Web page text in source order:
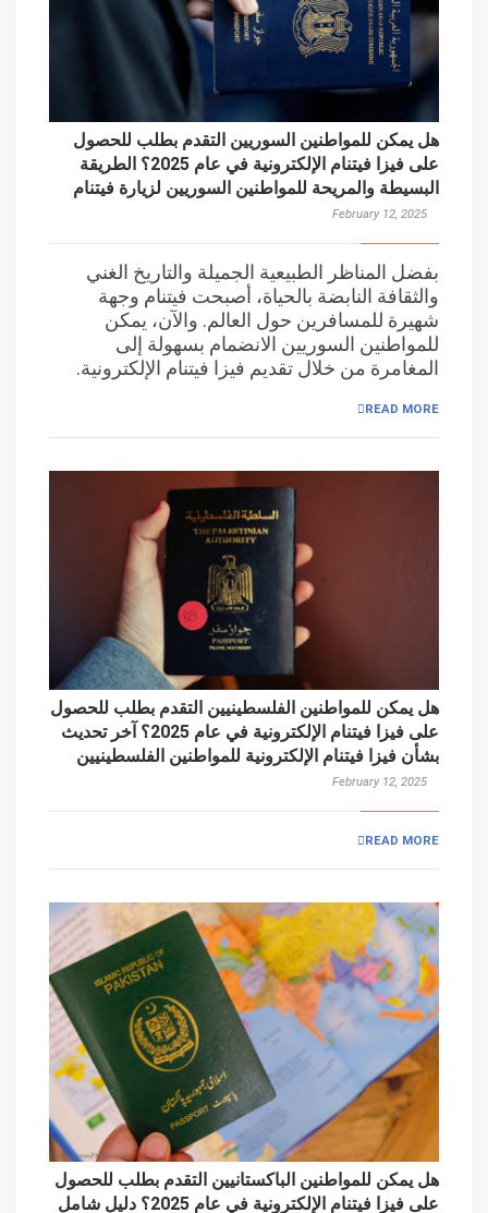
هل يمكن للمواطنين السوريين التقدم بطلب للحصول
على فيزا فيتنام الإلكترونية في عام 2025؟ الطريقة
البسيطة والمريحة للمواطنين السوريين لزيارة فيتنام
February 12, 2025
بفضل المناظر الطبيعية الجميلة والتاريخ الغني
والثقافة النابضة بالحياة، أصبحت فيتنام وجهة
شهيرة للمسافرين حول العالم. والآن، يمكن
للمواطنين السوريين الانضمام بسهولة إلى
المغامرة من خلال تقديم فيزا فيتنام الإلكترونية.
READ MORE
هل يمكن للمواطنين الفلسطينيين التقدم بطلب للحصول
على فيزا فيتنام الإلكترونية في عام 2025؟ آخر تحديث
بشأن فيزا فيتنام الإلكترونية للمواطنين الفلسطينيين
February 12, 2025
READ MORE
هل يمكن للمواطنين الباكستانيين التقدم بطلب للحصول
على فيزا فيتنام الإلكترونية في عام 2025؟ دليل شامل